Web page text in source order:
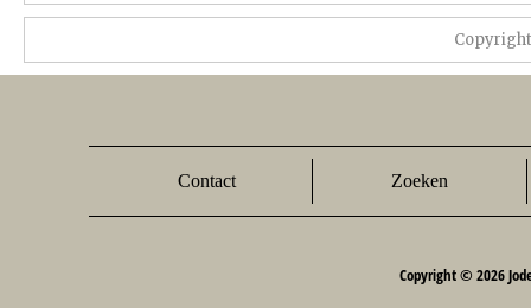
Contact Zoeken
Copyright © 2026